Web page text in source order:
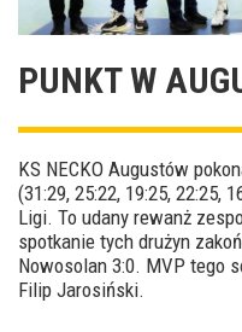
PUNKT W
KS NECKO Augustów
(31:29, 25:22, 19:25, 22:25,
Ligi. To udany rewanż
spotkanie tych drużyn
Nowosolan 3:0. MVP tego
Filip Jarosiński.